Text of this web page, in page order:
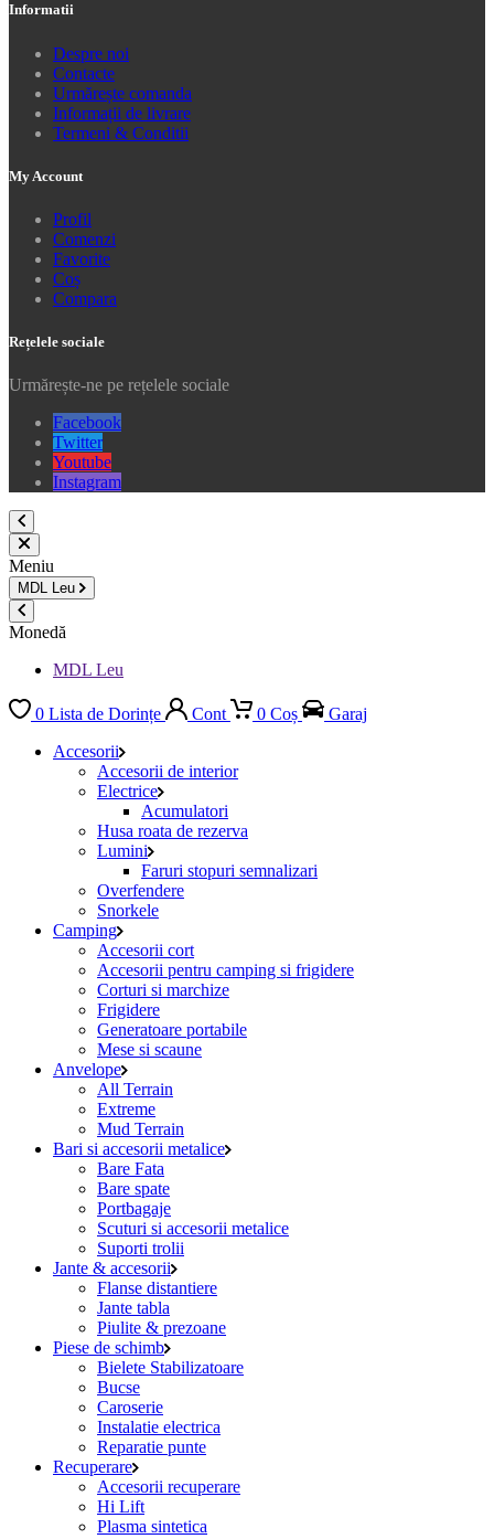
Informatii
Despre noi
Contacte
Urmărește comanda
Informații de livrare
Termeni & Conditii
My Account
Profil
Comenzi
Favorite
Coș
Compara
Rețelele sociale
Urmărește-ne pe rețelele sociale
Facebook
Twitter
Youtube
Instagram
Meniu
MDL Leu
Monedă
MDL Leu
0 Lista de Dorințe Cont 0 Coș
Garaj
Accesorii
Accesorii de interior
Electrice
Acumulatori
Husa roata de rezerva
Lumini
Faruri stopuri semnalizari
Overfendere
Snorkele
Camping
Accesorii cort
Accesorii pentru camping si frigidere
Corturi si marchize
Frigidere
Generatoare portabile
Mese si scaune
Anvelope
All Terrain
Extreme
Mud Terrain
Bari si accesorii metalice
Bare Fata
Bare spate
Portbagaje
Scuturi si accesorii metalice
Suporti trolii
Jante & accesorii
Flanse distantiere
Jante tabla
Piulite & prezoane
Piese de schimb
Bielete Stabilizatoare
Bucse
Caroserie
Instalatie electrica
Reparatie punte
Recuperare
Accesorii recuperare
Hi Lift
Plasma sintetica